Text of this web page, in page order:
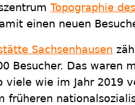
Topographie
einen neuen
Sachsenhausen
Besucher. Das waren
viele wie im Jahr 2019
früheren